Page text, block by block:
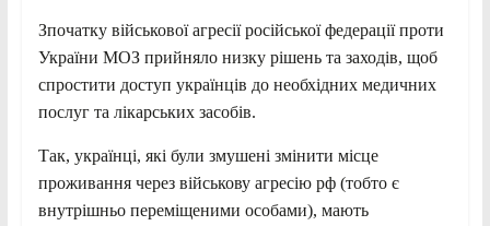
Зпочатку військової агресії російської федерації проти
України МОЗ прийняло низку рішень та заходів, щоб
спростити доступ українців до необхідних медичних
послуг та лікарських засобів.
Так, українці, які були змушені змінити місце
проживання через військову агресію рф (тобто є
внутрішньо переміщеними особами), мають